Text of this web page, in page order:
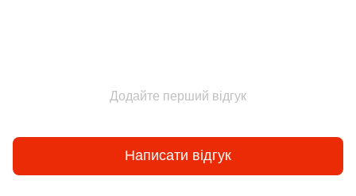
Додайте перший відгук
Написати відгук